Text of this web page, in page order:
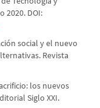
2020. DOI:
social y el nuevo
Revista
los nuevos
Siglo XXI.